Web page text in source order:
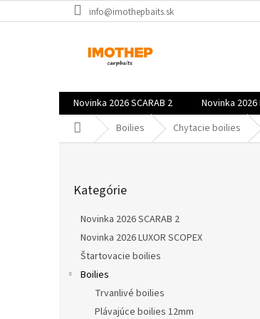
na
info@imothepbaits.sk
Novinka 2026 SCARAB 2 Novinka 2026
DomovBoilies Chytacie boilies
kategórie
Kategórie
Novinka 2026 SCARAB 2
Novinka 2026 LUXOR SCOPEX
Štartovacie boilies
Boilies
Trvanlivé boilies
Plávajúce boilies 12mm